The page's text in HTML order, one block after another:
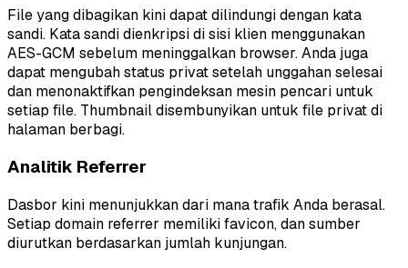
File yang dibagikan kini dapat dilindungi dengan kata
sandi. Kata sandi dienkripsi di sisi klien menggunakan
AES-GCM sebelum meninggalkan browser. Anda juga
dapat mengubah status privat setelah unggahan selesai
dan menonaktifkan pengindeksan mesin pencari untuk
setiap file. Thumbnail disembunyikan untuk file privat di
halaman berbagi.
Analitik Referrer
Dasbor kini menunjukkan dari mana trafik Anda berasal.
Setiap domain referrer memiliki favicon, dan sumber
diurutkan berdasarkan jumlah kunjungan.